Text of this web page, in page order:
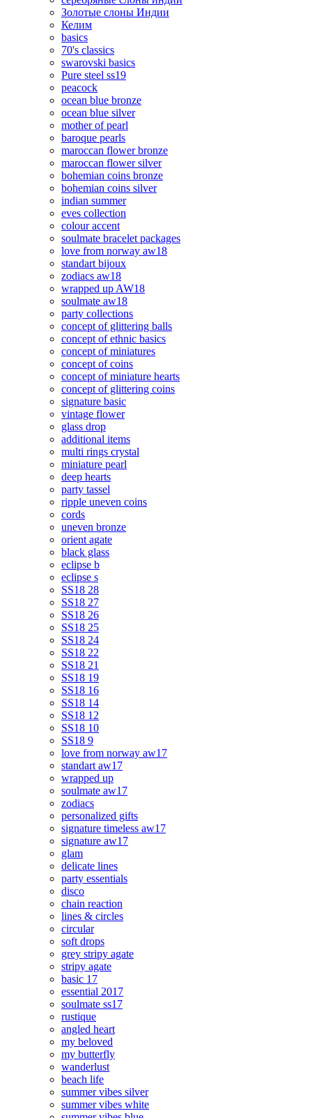
Золотые слоны Индии
Келим
basics
70's classics
swarovski basics
Pure steel ss19
peacock
ocean blue bronze
ocean blue silver
mother of pearl
baroque pearls
maroccan flower bronze
maroccan flower silver
bohemian coins bronze
bohemian coins silver
indian summer
eves collection
colour accent
soulmate bracelet packages
love from norway aw18
standart bijoux
zodiacs aw18
wrapped up AW18
soulmate aw18
party collections
concept of glittering balls
concept of ethnic basics
concept of miniatures
concept of coins
concept of miniature hearts
concept of glittering coins
signature basic
vintage flower
glass drop
additional items
multi rings crystal
miniature pearl
deep hearts
party tassel
ripple uneven coins
cords
uneven bronze
orient agate
black glass
eclipse b
eclipse s
SS18 28
SS18 27
SS18 26
SS18 25
SS18 24
SS18 22
SS18 21
SS18 19
SS18 16
SS18 14
SS18 12
SS18 10
SS18 9
love from norway aw17
standart aw17
wrapped up
soulmate aw17
zodiacs
personalized gifts
signature timeless aw17
signature aw17
glam
delicate lines
party essentials
disco
chain reaction
lines & circles
circular
soft drops
grey stripy agate
stripy agate
basic 17
essential 2017
soulmate ss17
rustique
angled heart
my beloved
my butterfly
wanderlust
beach life
summer vibes silver
summer vibes white